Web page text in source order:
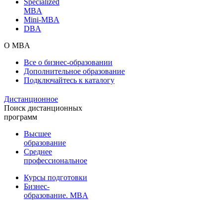
MBA
Mini-MBA
DBA
О MBA
Все о бизнес-образовании
Дополнительное образование
Подключайтесь к каталогу
Дистанционное
Поиск дистанционных
программ
Высшее
образование
Среднее
профессиональное
Курсы подготовки
Бизнес-
образование. MBA